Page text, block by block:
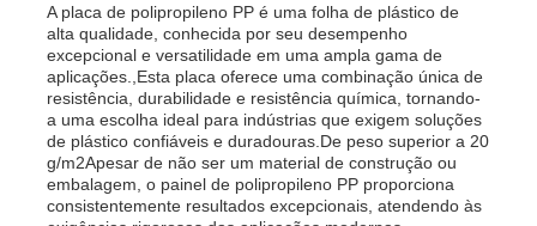
A placa de polipropileno PP é uma folha de plástico de
alta qualidade, conhecida por seu desempenho
excepcional e versatilidade em uma ampla gama de
aplicações.,Esta placa oferece uma combinação única de
resistência, durabilidade e resistência química, tornando-
a uma escolha ideal para indústrias que exigem soluções
de plástico confiáveis e duradouras.De peso superior a 20
g/m2Apesar de não ser um material de construção ou
embalagem, o painel de polipropileno PP proporciona
consistentemente resultados excepcionais, atendendo às